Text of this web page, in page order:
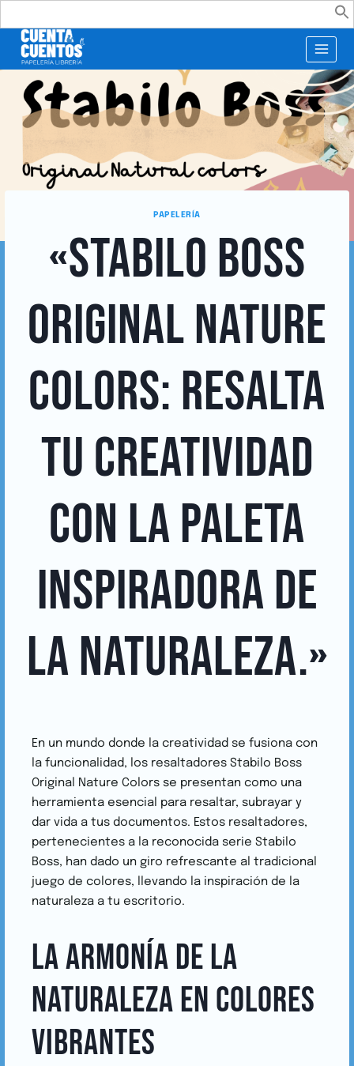
Buscar:
PAPELERÍA
«STABILO BOSS
ORIGINAL NATURE
COLORS: RESALTA
TU CREATIVIDAD
CON LA PALETA
INSPIRADORA DE
LA NATURALEZA.»
En un mundo donde la creatividad se fusiona con
la funcionalidad, los resaltadores Stabilo Boss
Original Nature Colors se presentan como una
herramienta esencial para resaltar, subrayar y
dar vida a tus documentos. Estos resaltadores,
pertenecientes a la reconocida serie Stabilo
Boss, han dado un giro refrescante al tradicional
juego de colores, llevando la inspiración de la
naturaleza a tu escritorio.
LA ARMONÍA DE LA
NATURALEZA EN COLORES
VIBRANTES